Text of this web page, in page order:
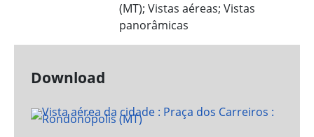
(MT); Vistas aéreas; Vistas
panorâmicas
Download